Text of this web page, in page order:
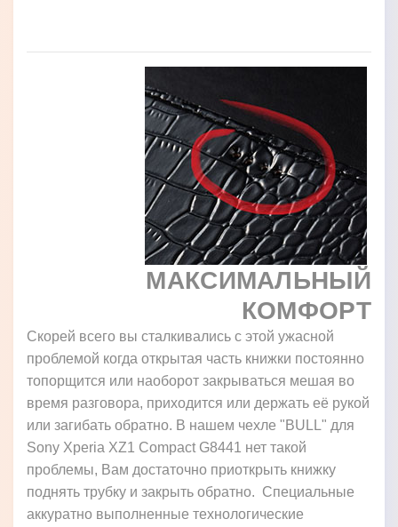
МАКСИМАЛЬНЫЙ
КОМФОРТ
Скорей всего вы сталкивались с этой ужасной
проблемой когда открытая часть книжки постоянно
топорщится или наоборот закрываться мешая во
время разговора, приходится или держать её рукой
или загибать обратно. В нашем чехле "BULL" для
Sony Xperia XZ1 Compact G8441 нет такой
проблемы, Вам достаточно приоткрыть книжку
поднять трубку и закрыть обратно. Специальные
аккуратно выполненные технологические